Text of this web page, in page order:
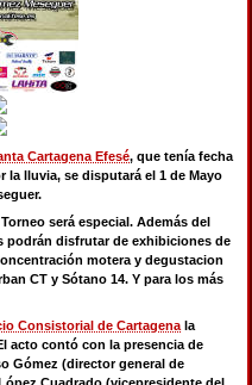
Cartagena Efesé, que tenía fecha
la lluvia, se disputará el 1 de Mayo
será especial. Además del
disfrutar de exhibiciones de
motera y degustacion
CT y Sótano 14. Y para los más
Consistorial de Cartagena la
acto contó con la presencia de
Gómez (director general de